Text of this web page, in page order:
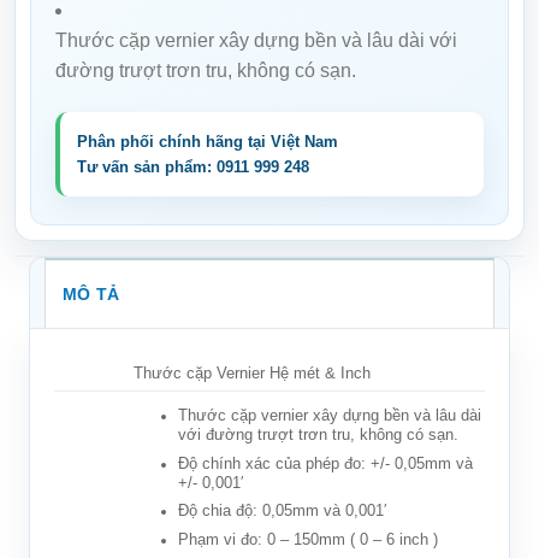
Thước cặp vernier xây dựng bền và lâu dài với
đường trượt trơn tru, không có sạn.
MÔ TẢ
Thước cặp Vernier Hệ mét & Inch
Thước cặp vernier xây dựng bền và lâu dài
với đường trượt trơn tru, không có sạn.
Độ chính xác của phép đo: +/- 0,05mm và
+/- 0,001′
Độ chia độ: 0,05mm và 0,001′
Phạm vi đo: 0 – 150mm ( 0 – 6 inch )